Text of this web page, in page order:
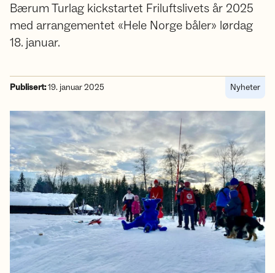
Bærum Turlag kickstartet Friluftslivets år 2025
med arrangementet «Hele Norge båler» lørdag
18. januar.
Publisert:19. januar 2025 Nyheter